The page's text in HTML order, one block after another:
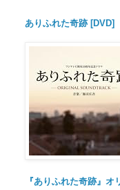
ありふれた奇跡 [DVD]
『ありふれた奇跡』